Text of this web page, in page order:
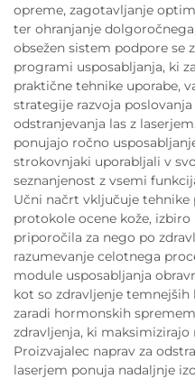
opreme, zagotavljanje
ter ohranjanje
obsežen sistem podpore se
programi usposabljanja, ki
praktične tehnike uporabe,
strategije razvoja poslovanja
odstranjevanja las z
ponujajo ročno
strokovnjaki uporabljali v
seznanjenost z vsemi
Učni načrt vključuje tehnike
protokole ocene kože,
priporočila za nego po
razumevanje celotnega
module usposabljanja
kot so zdravljenje temnejših
zaradi hormonskih
zdravljenja, ki maksimizirajo
Proizvajalec naprav za
laserjem ponuja nadaljnje